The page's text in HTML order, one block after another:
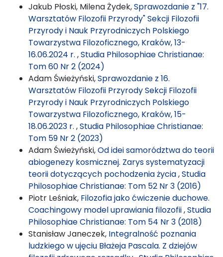
Jakub Płoski, Milena Żydek,Sprawozdanie z "17.
Warsztatów Filozofii Przyrody" Sekcji Filozofii
Przyrody i Nauk Przyrodniczych Polskiego
Towarzystwa Filozoficznego, Kraków, 13-
16.06.2024 r. ,Studia Philosophiae Christianae:
Tom 60 Nr 2 (2024)
Adam Świeżyński,Sprawozdanie z 16.
Warsztatów Filozofii Przyrody Sekcji Filozofii
Przyrody i Nauk Przyrodniczych Polskiego
Towarzystwa Filozoficznego, Kraków, 15-
18.06.2023 r. ,Studia Philosophiae Christianae:
Tom 59 Nr 2 (2023)
Adam Świeżyński,Od idei samorództwa do teorii
abiogenezy kosmicznej. Zarys systematyzacji
teorii dotyczących pochodzenia życia,Studia
Philosophiae Christianae: Tom 52 Nr 3 (2016)
Piotr Leśniak, Filozofia jako ćwiczenie duchowe.
Coachingowy model uprawiania filozofii,Studia
Philosophiae Christianae: Tom 54 Nr 3 (2018)
Stanisław Janeczek, Integralność poznania
ludzkiego w ujęciu Błażeja Pascala. Z dziejów